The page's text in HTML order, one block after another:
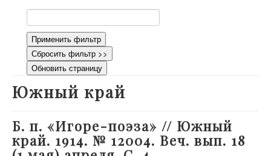
Применить фильтр
Сбросить фильтр >>
Обновить страницу
Южный край
Б. п. «Игоре-поэза» // Южный
край. 1914. № 12004. Веч. вып. 18